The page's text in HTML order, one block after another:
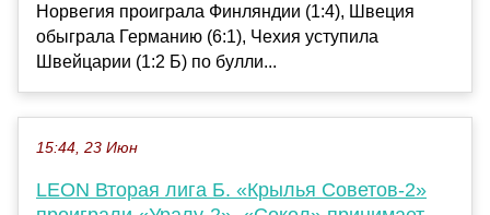
Норвегия проиграла Финляндии (1:4), Швеция
обыграла Германию (6:1), Чехия уступила
Швейцарии (1:2 Б) по булли...
15:44, 23 Июн
LEON Вторая лига Б. «Крылья Советов-2»